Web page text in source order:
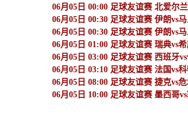
06月05日 00:00 足球友谊赛 北爱尔
06月05日 00:30 足球友谊赛 伊朗vs马
06月05日 00:30 足球友谊赛 伊朗vs马
06月05日 01:00 足球友谊赛 瑞典vs
06月05日 03:00 足球友谊赛 西班牙
06月05日 03:10 足球友谊赛 法国vs
06月05日 08:00 足球友谊赛 捷克vs
06月05日 10:00 足球友谊赛 墨西哥